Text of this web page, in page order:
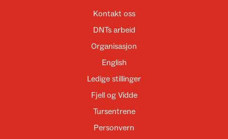
Kontakt oss
DNTs arbeid
Organisasjon
English
Ledige stillinger
Fjell og Vidde
Tursentrene
Personvern